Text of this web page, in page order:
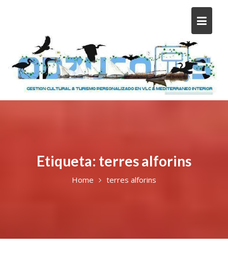
Etiqueta: terres alforins
Home terres alforins